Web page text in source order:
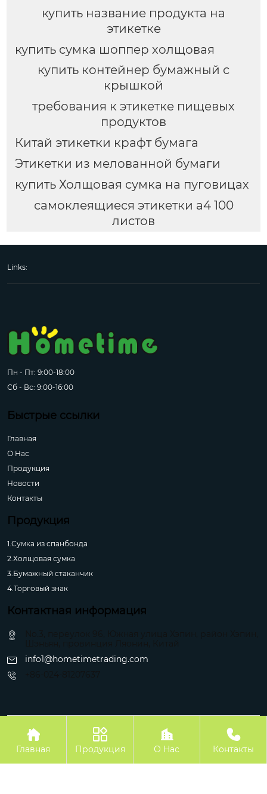
купить название продукта на
этикетке
купить сумка шоппер холщовая
купить контейнер бумажный с
крышкой
требования к этикетке пищевых
продуктов
Китай этикетки крафт бумага
Этикетки из мелованной бумаги
купить Холщовая сумка на пуговицах
самоклеящиеся этикетки а4 100
листов
Links:
Пн - Пт: 9:00-18:00
Сб - Вс: 9:00-16:00
Быстрые ссылки
Главная
О Hас
Продукция
Новости
Контакты
Продукция
1.Сумка из спанбонда
2.Холщовая сумка
3.Бумажный стаканчик
4.Торговый знак
Контактная информация
info1@hometimetrading.com
Авторское право©Шэньян Хуэйфэнтай Импорт и Экспорт Ко.

Главная

Продукция

О Hас

Контакты